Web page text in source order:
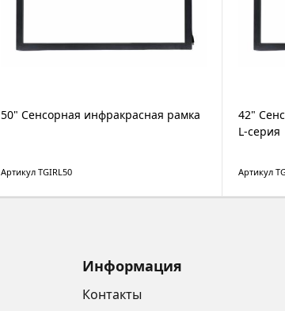
50" Сенсорная инфракрасная рамка
Артикул TGIRL50
42"
L-серия
Артикул
Информация
Контакты